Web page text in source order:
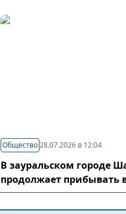
Общество28.07.2026 в 12:04
В зауральском городе
продолжает прибывать